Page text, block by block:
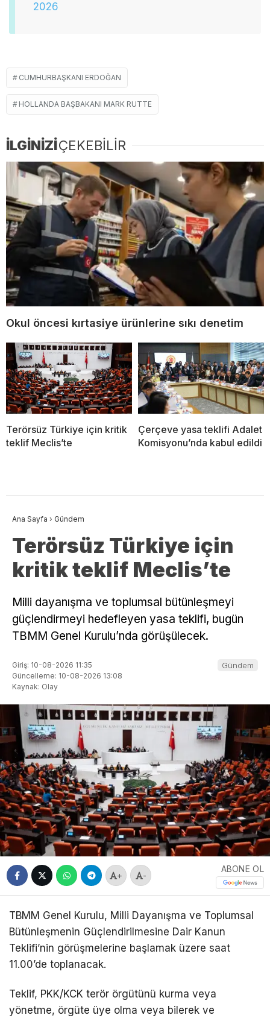
2026
CUMHURBAŞKANI ERDOĞAN
HOLLANDA BAŞBAKANI MARK RUTTE
İLGİNİZİÇEKEBİLİR
Okul öncesi kırtasiye ürünlerine sıkı denetim
Terörsüz Türkiye için kritik
teklif Meclis’te
Çerçeve yasa teklifi Adalet
Komisyonu’nda kabul edildi
Ana Sayfa › Gündem
Terörsüz Türkiye için
kritik teklif Meclis’te
Milli dayanışma ve toplumsal bütünleşmeyi
güçlendirmeyi hedefleyen yasa teklifi, bugün
TBMM Genel Kurulu’nda görüşülecek.
Giriş: 10-08-2026 11:35
Güncelleme: 10-08-2026 13:08
Kaynak: Olay
Gündem
+ -
ABONE OL
TBMM Genel Kurulu, Milli Dayanışma ve Toplumsal
Bütünleşmenin Güçlendirilmesine Dair Kanun
Teklifi’nin görüşmelerine başlamak üzere saat
11.00’de toplanacak.
Teklif, PKK/KCK terör örgütünü kurma veya
yönetme, örgüte üye olma veya bilerek ve